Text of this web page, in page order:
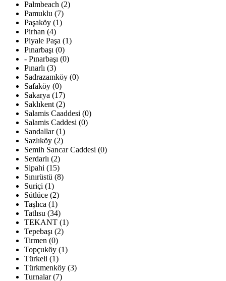
Palmbeach (2)
Pamuklu (7)
Paşaköy (1)
Pirhan (4)
Piyale Paşa (1)
Pınarbaşı (0)
- Pınarbaşı (0)
Pınarlı (3)
Sadrazamköy (0)
Safaköy (0)
Sakarya (17)
Saklıkent (2)
Salamis Caaddesi (0)
Salamis Caddesi (0)
Sandallar (1)
Sazlıköy (2)
Semih Sancar Caddesi (0)
Serdarlı (2)
Sipahi (15)
Sınırüstü (8)
Suriçi (1)
Sütlüce (2)
Taşlıca (1)
Tatlısu (34)
TEKANT (1)
Tepebaşı (2)
Tirmen (0)
Topçuköy (1)
Türkeli (1)
Türkmenköy (3)
Turnalar (7)